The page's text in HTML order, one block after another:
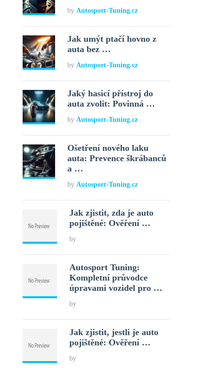
byAutosport-Tuning.cz
Jak umýt ptačí hovno z
auta bez …
byAutosport-Tuning.cz
Jaký hasicí přístroj do
auta zvolit: Povinná …
byAutosport-Tuning.cz
Ošetření nového laku
auta: Prevence škrábanců
a …
byAutosport-Tuning.cz
Jak zjistit, zda je auto
pojištěné: Ověření …
by
Autosport Tuning:
Kompletní průvodce
úpravami vozidel pro …
by
Jak zjistit, jestli je auto
pojištěné: Ověření …
by